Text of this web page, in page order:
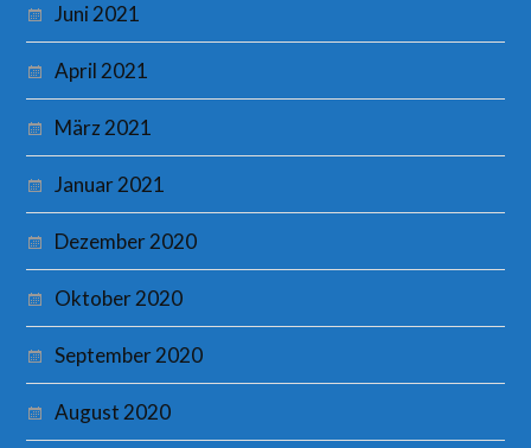
Juni 2021
April 2021
März 2021
Januar 2021
Dezember 2020
Oktober 2020
September 2020
August 2020